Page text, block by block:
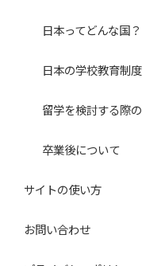
日本ってどんな国？
日本の学校教育制度
留学を検討する際
卒業後について
サイトの使い方
お問い合わせ